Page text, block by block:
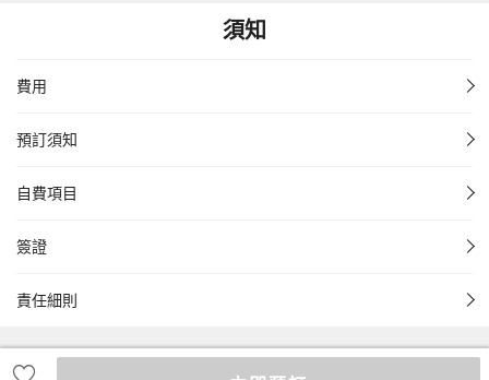
須知
費用
預訂須知
自費項目
簽證
責任細則